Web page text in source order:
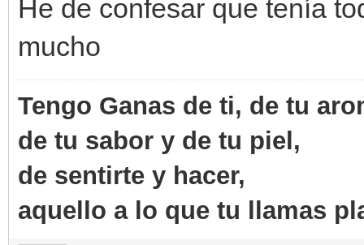
He de confesar que tenía
mucho
Tengo Ganas de ti, de tu
de tu sabor y de tu piel,
de sentirte y hacer,
aquello a lo que tu llamas